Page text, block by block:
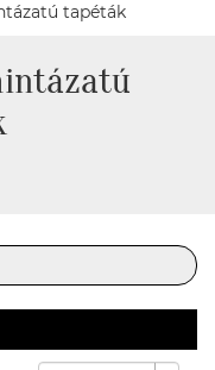
tapéták